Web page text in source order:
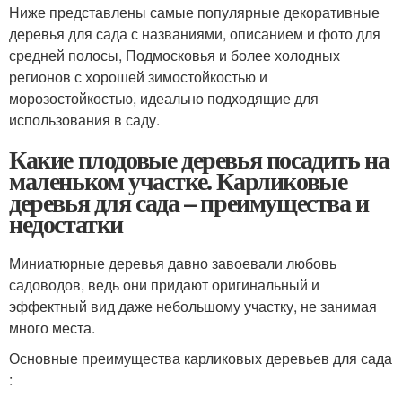
Ниже представлены самые популярные декоративные
деревья для сада с названиями, описанием и фото для
средней полосы, Подмосковья и более холодных
регионов с хорошей зимостойкостью и
морозостойкостью, идеально подходящие для
использования в саду.
Какие плодовые деревья посадить на
маленьком участке. Карликовые
деревья для сада – преимущества и
недостатки
Миниатюрные деревья давно завоевали любовь
садоводов, ведь они придают оригинальный и
эффектный вид даже небольшому участку, не занимая
много места.
Основные преимущества карликовых деревьев для сада
: